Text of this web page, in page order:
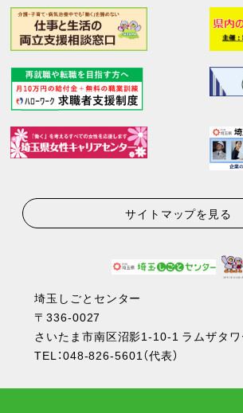
サイトマップを見る
埼玉しごとセンター
〒336-0027
さいたま市南区沼影1-10-1 ラムザタ
TEL：048-826-5601（代表）